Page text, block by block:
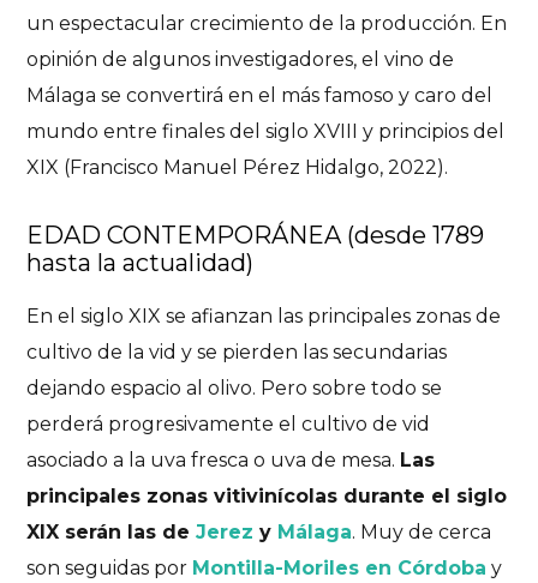
un espectacular crecimiento de la producción. En
opinión de algunos investigadores, el vino de
Málaga se convertirá en el más famoso y caro del
mundo entre finales del siglo XVIII y principios del
XIX (Francisco Manuel Pérez Hidalgo, 2022).
EDAD CONTEMPORÁNEA (desde 1789
hasta la actualidad)
En el siglo XIX se afianzan las principales zonas de
cultivo de la vid y se pierden las secundarias
dejando espacio al olivo. Pero sobre todo se
perderá progresivamente el cultivo de vid
asociado a la uva fresca o uva de mesa. Las
principales zonas vitivinícolas durante el siglo
XIX serán las deJerez y Málaga. Muy de cerca
son seguidas por Montilla-Moriles en Córdoba y